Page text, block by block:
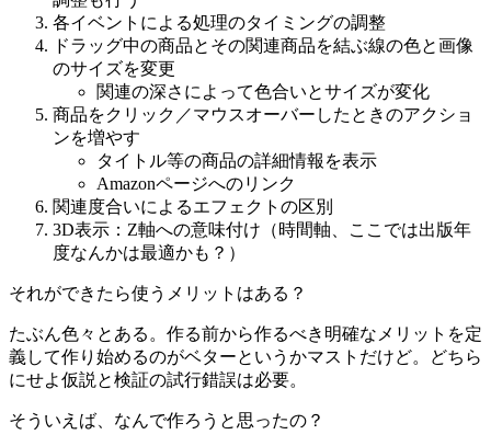
各イベントによる処理のタイミングの調整
ドラッグ中の商品とその関連商品を結ぶ線の色と画像
のサイズを変更
関連の深さによって色合いとサイズが変化
商品をクリック／マウスオーバーしたときのアクショ
ンを増やす
タイトル等の商品の詳細情報を表示
Amazonページへのリンク
関連度合いによるエフェクトの区別
3D表示：Z軸への意味付け（時間軸、ここでは出版年
度なんかは最適かも？）
それができたら使うメリットはある？
たぶん色々とある。作る前から作るべき明確なメリットを定
義して作り始めるのがベターというかマストだけど。どちら
にせよ仮説と検証の試行錯誤は必要。
そういえば、なんで作ろうと思ったの？